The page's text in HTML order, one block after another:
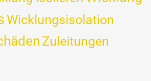
Wicklungsisolation
Zuleitungen